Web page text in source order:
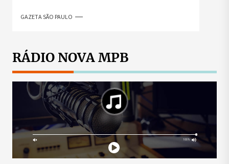
GAZETA SÃO PAULO
RÁDIO NOVA MPB